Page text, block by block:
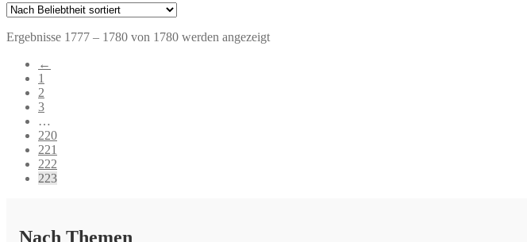
Ergebnisse 1777 – 1780 von 1780 werden angezeigtNach
←
1
2
3
…
220
221
222
223
Nach Themen